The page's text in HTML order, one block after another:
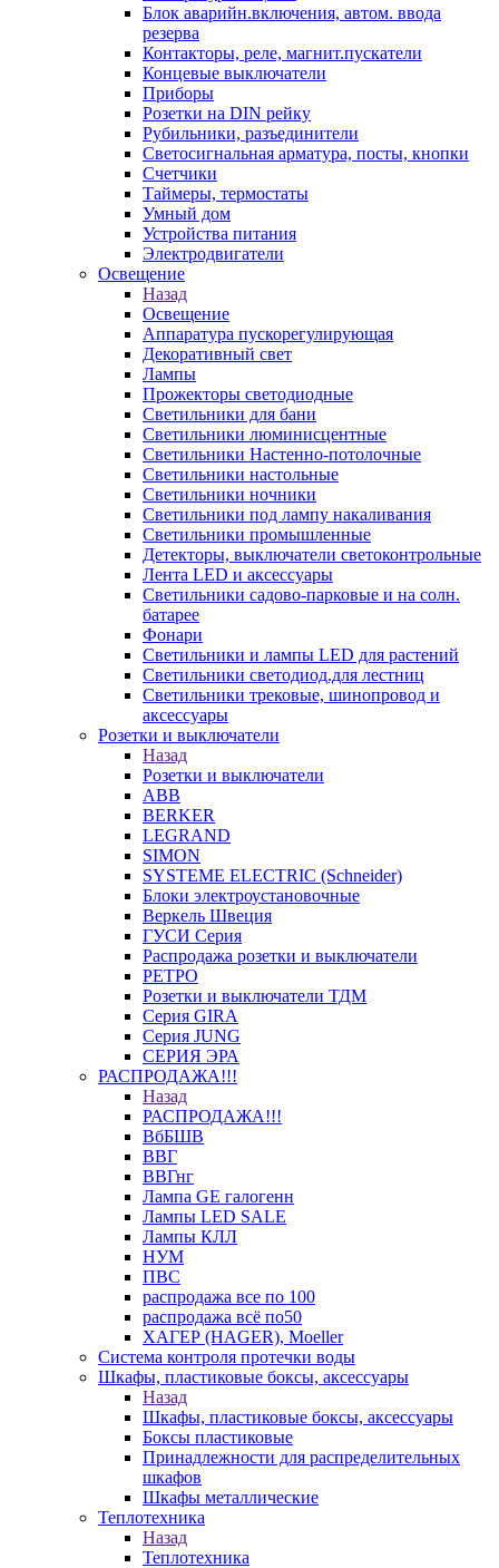
Блок аварийн.включения, автом. ввода
резерва
Контакторы, реле, магнит.пускатели
Концевые выключатели
Приборы
Розетки на DIN рейку
Рубильники, разъединители
Светосигнальная арматура, посты, кнопки
Счетчики
Таймеры, термостаты
Умный дом
Устройства питания
Электродвигатели
Освещение
Назад
Освещение
Аппаратура пускорегулирующая
Декоративный свет
Лампы
Прожекторы светодиодные
Светильники для бани
Светильники люминисцентные
Светильники Настенно-потолочные
Светильники настольные
Светильники ночники
Светильники под лампу накаливания
Светильники промышленные
Детекторы, выключатели светоконтрольные
Лента LED и аксессуары
Светильники садово-парковые и на солн.
батарее
Фонари
Светильники и лампы LED для растений
Светильники светодиод.для лестниц
Светильники трековые, шинопровод и
аксессуары
Розетки и выключатели
Назад
Розетки и выключатели
ABB
BERKER
LEGRAND
SIMON
SYSTEME ELECTRIC (Schneider)
Блоки электроустановочные
Веркель Швеция
ГУСИ Серия
Распродажа розетки и выключатели
РЕТРО
Розетки и выключатели ТДМ
Серия GIRA
Серия JUNG
СЕРИЯ ЭРА
РАСПРОДАЖА!!!
Назад
РАСПРОДАЖА!!!
ВбБШВ
ВВГ
ВВГнг
Лампа GE галогенн
Лампы LED SALE
Лампы КЛЛ
НУМ
ПВС
распродажа все по 100
распродажа всё по50
ХАГЕР (HAGER), Moeller
Система контроля протечки воды
Шкафы, пластиковые боксы, аксессуары
Назад
Шкафы, пластиковые боксы, аксессуары
Боксы пластиковые
Принадлежности для распределительных
шкафов
Шкафы металлические
Теплотехника
Назад
Теплотехника